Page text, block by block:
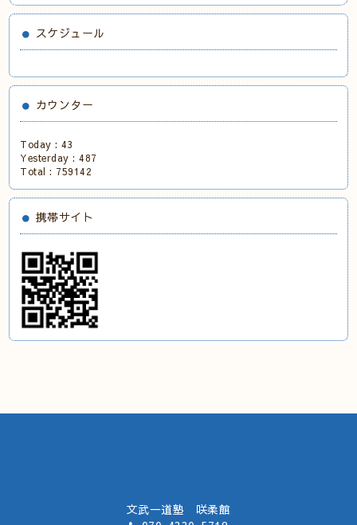
スケジュール
カウンター
Today :43
Yesterday :487
Total : 759142
携帯サイト
文武一道塾 咲柔館